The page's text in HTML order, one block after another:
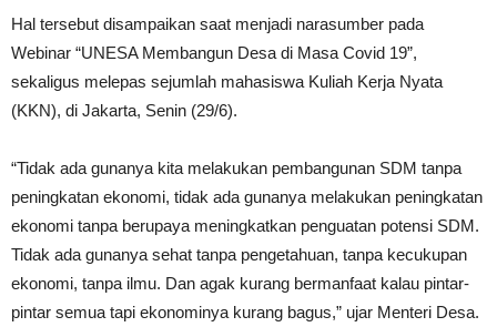
Hal tersebut disampaikan saat menjadi narasumber pada
Webinar “UNESA Membangun Desa di Masa Covid 19”,
sekaligus melepas sejumlah mahasiswa Kuliah Kerja Nyata
(KKN), di Jakarta, Senin (29/6).
“Tidak ada gunanya kita melakukan pembangunan SDM tanpa
peningkatan ekonomi, tidak ada gunanya melakukan peningkatan
ekonomi tanpa berupaya meningkatkan penguatan potensi SDM.
Tidak ada gunanya sehat tanpa pengetahuan, tanpa kecukupan
ekonomi, tanpa ilmu. Dan agak kurang bermanfaat kalau pintar-
pintar semua tapi ekonominya kurang bagus,” ujar Menteri Desa.